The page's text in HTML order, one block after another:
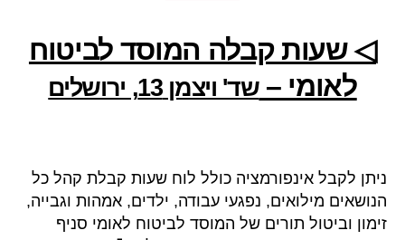
◁ שעות קבלה המוסד לביטוח
לאומי –שד' ויצמן 13, ירושלים
ניתן לקבל אינפורמציה כולל לוח שעות קבלת קהל כל
הנושאים מילואים, נפגעי עבודה, ילדים, אמהות וגבייה,
זימון וביטול תורים של המוסד לביטוח לאומי סניף